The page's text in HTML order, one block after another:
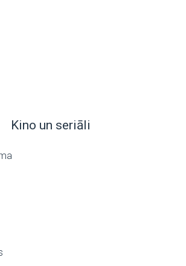
Kino un seriāli